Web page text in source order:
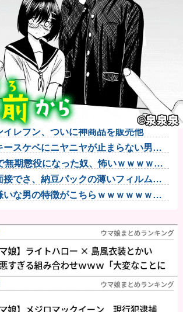
たJK10人とS●Xしてハメ撮り770本撮
国では”ヘロインと同じくらいヤバい
っばい」でしか抜けない体質になって
サを見つけたカルビーさん、白黒包
でSF参戦中の岩佐歩夢「目の前にあ
肉です！」で一世を風靡した人気
ーム前をあけ渡せば核戦争が始まって
ディ・岡田紗佳(32)、渾身のあたシコダ
イレブン、ついに神商品を販売他
ースケベにニヤニヤが止まらない男が
無期懲役になった奴、怖いｗｗｗｗｗ
接でさ、納豆パックの薄いフィルムっ
いな男の特徴がこちらｗｗｗｗｗｗｗ